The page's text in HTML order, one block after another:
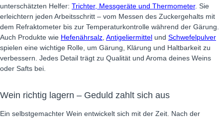
unterschätzten Helfer: Trichter, Messgeräte und Thermometer. Sie
erleichtern jeden Arbeitsschritt – vom Messen des Zuckergehalts mit
dem Refraktometer bis zur Temperaturkontrolle während der Gärung.
Auch Produkte wie Hefenährsalz Antigeliermittel und Schwefelpulver
spielen eine wichtige Rolle, um Gärung, Klärung und Haltbarkeit zu
verbessern. Jedes Detail trägt zu Qualität und Aroma deines Weins
oder Safts bei.
Wein richtig lagern – Geduld zahlt sich aus
Ein selbstgemachter Wein entwickelt sich mit der Zeit. Nach der